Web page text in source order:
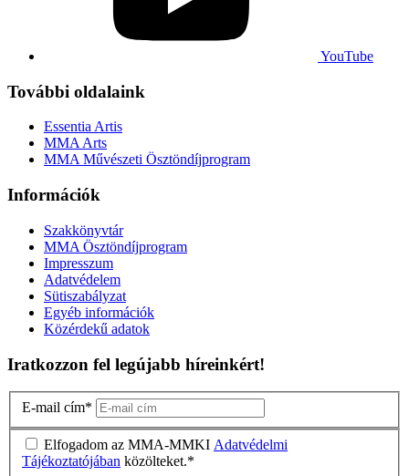
YouTube
További oldalaink
Essentia Artis
MMA Arts
MMA Művészeti Ösztöndíjprogram
Információk
Szakkönyvtár
MMA Ösztöndíjprogram
Impresszum
Adatvédelem
Sütiszabályzat
Egyéb információk
Közérdekű adatok
Iratkozzon fel legújabb híreinkért!
E-mail cím*
Elfogadom az MMA-MMKI Adatvédelmi
Tájékoztatójában közölteket.*